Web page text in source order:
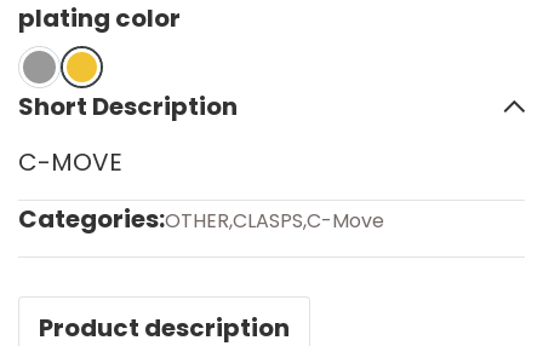
plating color
Short Description
C-MOVE
Categories:OTHER,CLASPS,C-Move
Product description